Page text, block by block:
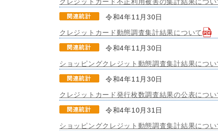
令和4年11月30日
クレジットカード動態調査集計結果について
令和4年11月30日
ショッピングクレジット動態調査集計結果につ
令和4年11月30日
クレジットカード発行枚数調査結果の公表につ
令和4年10月31日
ショッピングクレジット動態調査集計結果につ